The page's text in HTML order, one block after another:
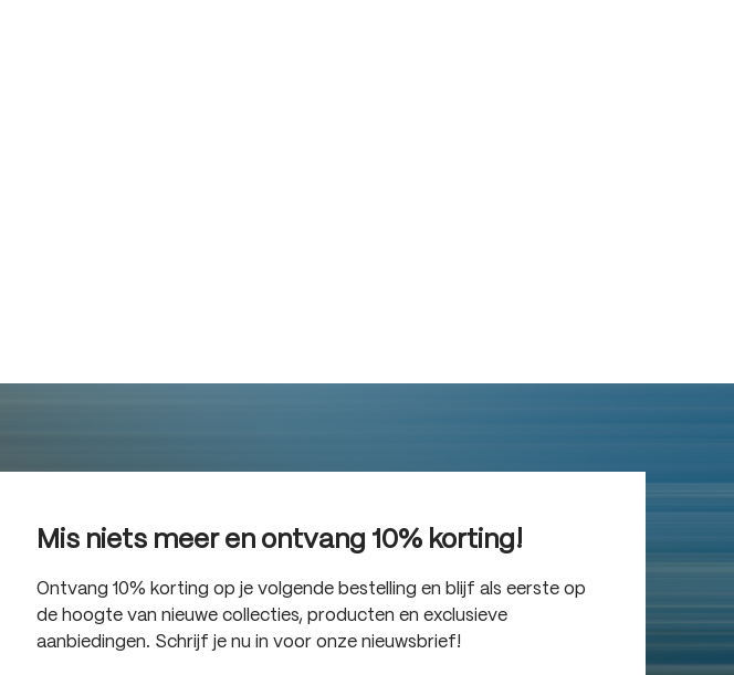
Mis niets meer en ontvang 10% korting!
Ontvang 10% korting op je volgende bestelling en blijf als eerste op
de hoogte van nieuwe collecties, producten en exclusieve
aanbiedingen. Schrijf je nu in voor onze nieuwsbrief!